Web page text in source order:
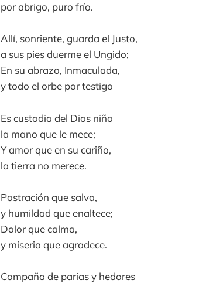
por abrigo, puro frío.
Allí, sonriente, guarda el Justo,
a sus pies duerme el Ungido;
En su abrazo, Inmaculada,
y todo el orbe por testigo
Es custodia del Dios niño
la mano que le mece;
Y amor que en su cariño,
la tierra no merece.
Postración que salva,
y humildad que enaltece;
Dolor que calma,
y miseria que agradece.
Compaña de parias y hedores